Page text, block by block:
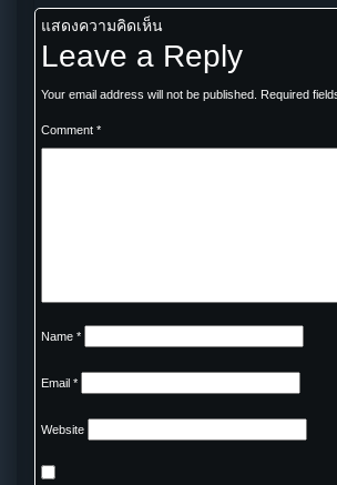
แสดงความคิดเห็น
Leave a Reply
Your email address will not be published. Required
Comment *
Name *
Email *
Website